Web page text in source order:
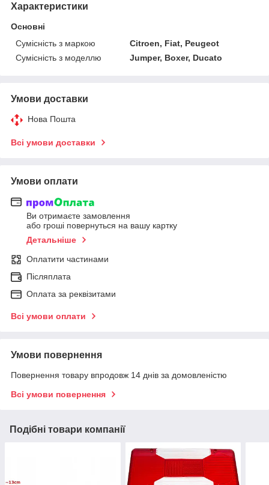
Характеристики
Основні
Сумісність з маркою
Citroen, Fiat, Peugeot
Сумісність з моделлю
Jumper, Boxer, Ducato
Умови доставки
Нова Пошта
Всі умови доставки
Умови оплати
Ви отримаєте замовлення
або гроші повернуться на вашу картку
Детальніше
Оплатити частинами
Післяплата
Оплата за реквізитами
Всі умови оплати
Умови повернення
Повернення товару впродовж 14 днів за домовленістю
Всі умови повернення
Подібні товари компанії